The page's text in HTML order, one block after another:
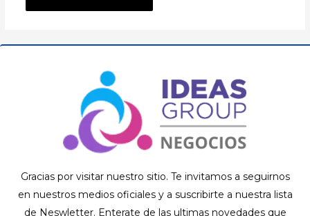
Gracias por visitar nuestro sitio. Te invitamos a seguirnos
en nuestros medios oficiales y a suscribirte a nuestra lista
de Neswletter. Enterate de las ultimas novedades que